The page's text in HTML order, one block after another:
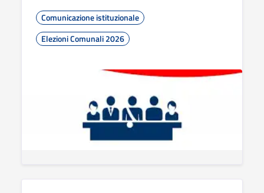
Comunicazione istituzionale
Elezioni Comunali 2026